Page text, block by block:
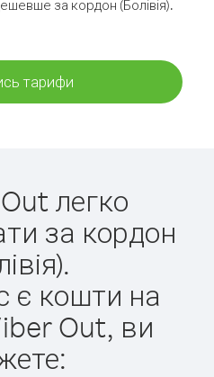
за кордон (Болівія).
тарифи
легко
за кордон
є кошти на
Out, ви